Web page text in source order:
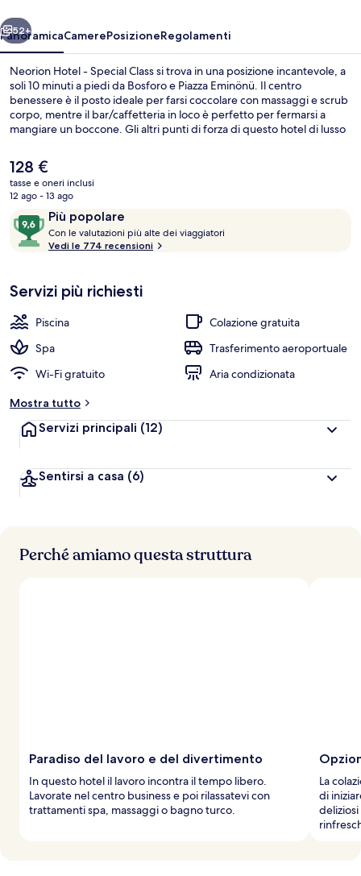
Avanti
52+
PanoramicaCamerePosizioneRegolamenti
Neorion Hotel - Special Class si trova in una posizione incantevole, a
soli 10 minuti a piedi da Bosforo e Piazza Eminönü. Il centro
benessere è il posto ideale per farsi coccolare con massaggi e scrub
corpo, mentre il bar/caffetteria in loco è perfetto per fermarsi a
mangiare un boccone. Gli altri punti di forza di questo hotel di lusso
recensioni dei viaggiatori lodano il personale gentile e la colazione.
Approfitta dei mezzi pubblici nelle vicinanze: Stazione metro di
Sirkeci è a 2 min e Stazione metro di Gulhane a 4 min a piedi.
Il
prezzo
attuale
128 €
128 €
tasse e oneri inclusi
12 ago - 13 ago
RecensioniPiù popolare
9,6
su
10,
popolare
Con le valutazioni più alte dei viaggiatori
a
u
z
a
g
i
a
t
o
Vedi le 774 recensioni
Servizi più richiesti
Piscina
Colazione gratuita
Spa
Trasferimento aeroportuale
Wi-Fi gratuito
Aria condizionata
Mostra tutto
Servizi principali (12)
Sentirsi a casa (6)
Perché amiamo questa struttura
Paradiso del lavoro e del divertimento
In questo hotel il lavoro incontra il tempo libero.
Lavorate nel centro business e poi rilassatevi con
trattamenti spa, massaggi o bagno turco.
La
di